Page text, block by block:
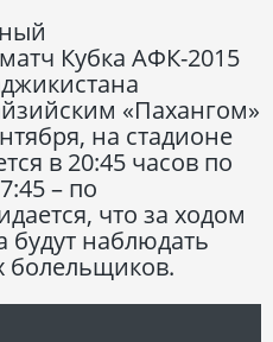
Кубка АФК-2015
«Пахангом»
на стадионе
в 20:45 часов по
– по
что за ходом
будут наблюдать
болельщиков.